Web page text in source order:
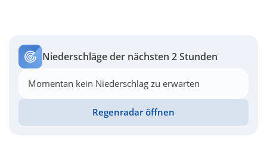
Niederschläge der nächsten 2 Stunden
Momentan kein Niederschlag zu erwarten
Regenradar öffnen